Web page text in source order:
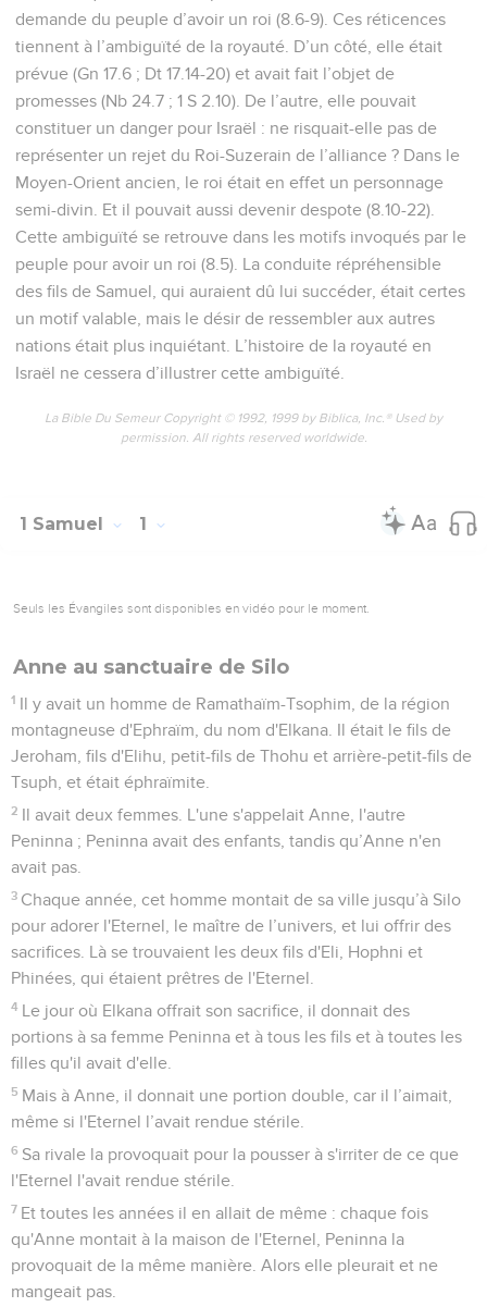
demande du peuple d’avoir un roi (8.6-9). Ces réticences
tiennent à l’ambiguïté de la royauté. D’un côté, elle était
prévue (Gn 17.6 ; Dt 17.14-20) et avait fait l’objet de
promesses (Nb 24.7 ; 1 S 2.10). De l’autre, elle pouvait
constituer un danger pour Israël : ne risquait-elle pas de
représenter un rejet du Roi-Suzerain de l’alliance ? Dans le
Moyen-Orient ancien, le roi était en effet un personnage
semi-divin. Et il pouvait aussi devenir despote (8.10-22).
Cette ambiguïté se retrouve dans les motifs invoqués par le
peuple pour avoir un roi (8.5). La conduite répréhensible
des fils de Samuel, qui auraient dû lui succéder, était certes
un motif valable, mais le désir de ressembler aux autres
nations était plus inquiétant. L’histoire de la royauté en
Israël ne cessera d’illustrer cette ambiguïté.
La Bible Du Semeur Copyright © 1992, 1999 by Biblica, Inc.® Used by
permission. All rights reserved worldwide.
1 Samuel 1
Seuls les Évangiles sont disponibles en vidéo pour le moment.
Anne au sanctuaire de Silo
1 Il y avait un homme de Ramathaïm-Tsophim, de la région
montagneuse d'Ephraïm, du nom d'Elkana. Il était le fils de
Jeroham, fils d'Elihu, petit-fils de Thohu et arrière-petit-fils de
Tsuph, et était éphraïmite.
2 Il avait deux femmes. L'une s'appelait Anne, l'autre
Peninna ; Peninna avait des enfants, tandis qu’Anne n'en
avait pas.
3 Chaque année, cet homme montait de sa ville jusqu’à Silo
pour adorer l'Eternel, le maître de l’univers, et lui offrir des
sacrifices. Là se trouvaient les deux fils d'Eli, Hophni et
Phinées, qui étaient prêtres de l'Eternel.
4 Le jour où Elkana offrait son sacrifice, il donnait des
portions à sa femme Peninna et à tous les fils et à toutes les
filles qu'il avait d'elle.
5 Mais à Anne, il donnait une portion double, car il l’aimait,
même si l'Eternel l’avait rendue stérile.
6 Sa rivale la provoquait pour la pousser à s'irriter de ce que
l'Eternel l'avait rendue stérile.
7 Et toutes les années il en allait de même : chaque fois
qu'Anne montait à la maison de l'Eternel, Peninna la
provoquait de la même manière. Alors elle pleurait et ne
mangeait pas.